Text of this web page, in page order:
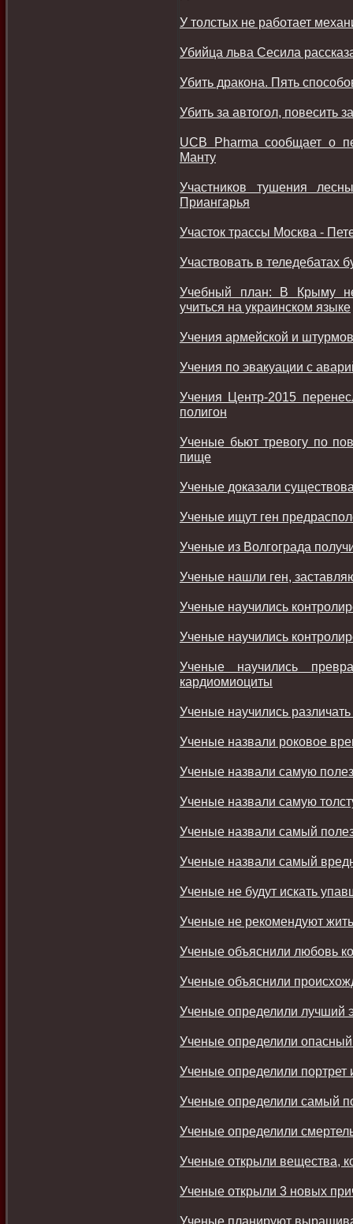
У толстых не работает
Убийца льва Сесила
Убить дракона. Пять
Убить за автогол, повесить
UCB Pharma сообщает о
Манту
Участников тушения
Приангарья
Участок трассы Москва -
Участвовать в теледебатах
Учебный план: В Крыму
учиться на украинском языке
Учения армейской и
Учения по эвакуации с
Учения Центр-2015
полигон
Ученые бьют тревогу по
пище
Ученые доказали
Ученые ищут ген
Ученые из Волгограда
Ученые нашли ген,
Ученые научились
Ученые научились
Ученые научились
кардиомиоциты
Ученые научились
Ученые назвали роковое
Ученые назвали самую
Ученые назвали самую
Ученые назвали самый
Ученые назвали самый
Ученые не будут искать
Ученые не рекомендуют
Ученые объяснили любовь
Ученые объяснили
Ученые определили лучший
Ученые определили
Ученые определили портрет
Ученые определили самый
Ученые определили
Ученые открыли вещества,
Ученые открыли 3 новых
Ученые планируют